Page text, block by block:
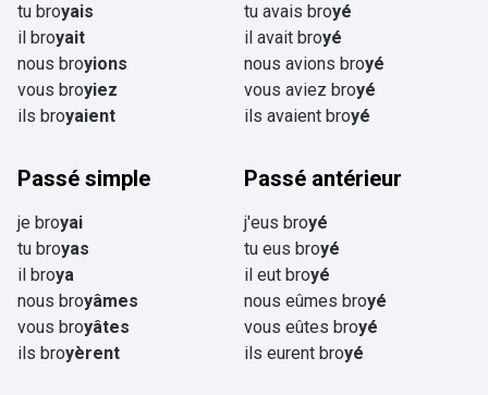
tu broyais
il broyait
nous broyions
vous broyiez
ils broyaient
tu avais broyé
il avait broyé
nous avions broyé
vous aviez broyé
ils avaient broyé
Passé simple
je broyai
tu broyas
il broya
nous broyâmes
vous broyâtes
ils broyèrent
Passé antérieur
j'eus broyé
tu eus broyé
il eut broyé
nous eûmes broyé
vous eûtes broyé
ils eurent broyé